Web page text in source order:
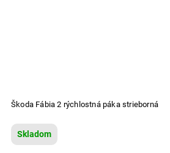
Škoda Fábia 2 rýchlostná páka strieborná
Skladom